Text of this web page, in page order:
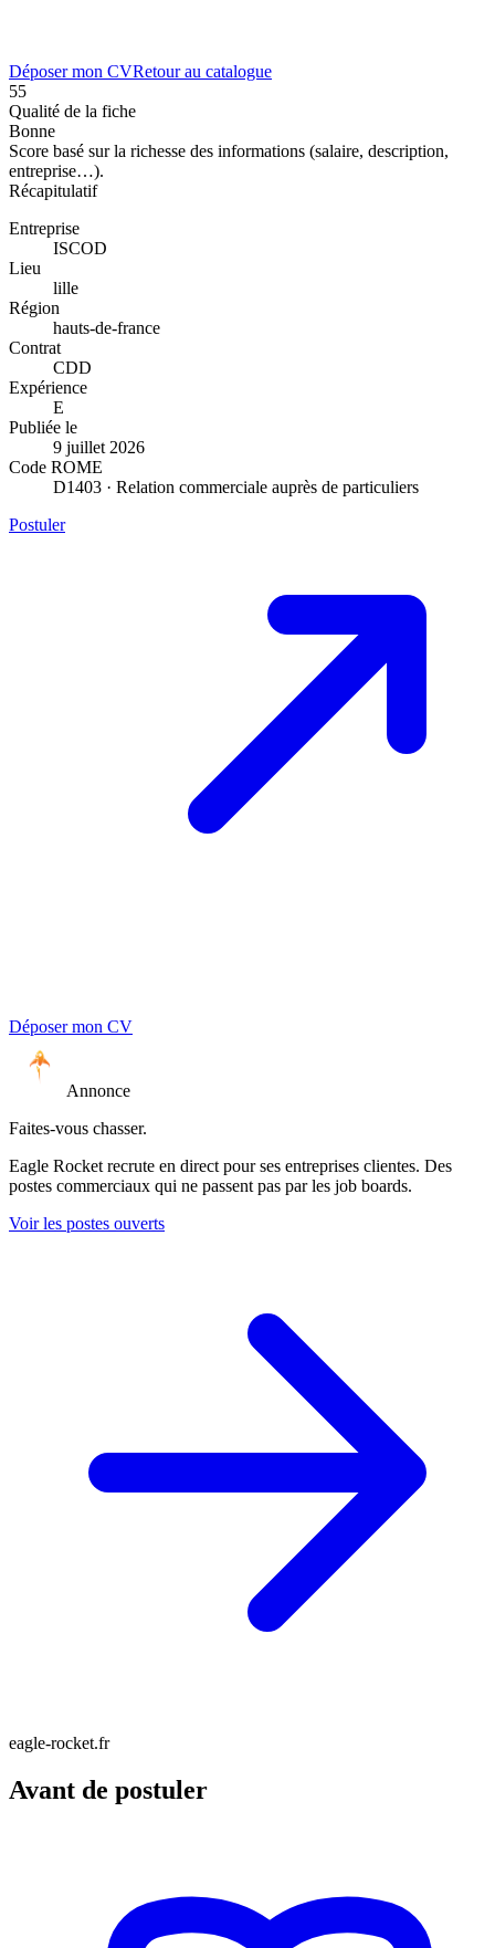
Déposer mon CVRetour au catalogue
55
Qualité de la fiche
Bonne
Score basé sur la richesse des informations (salaire, description,
entreprise…).
Récapitulatif
Entreprise
ISCOD
Lieu
lille
Région
hauts-de-france
Contrat
CDD
Expérience
E
Publiée le
9 juillet 2026
Code ROME
D1403 · Relation commerciale auprès de particuliers
Postuler
Déposer mon CV
Annonce
Faites-vous chasser.
Eagle Rocket recrute en direct pour ses entreprises clientes. Des
postes commerciaux qui ne passent pas par les job boards.
Voir les postes ouverts
eagle-rocket.fr
Avant de postuler